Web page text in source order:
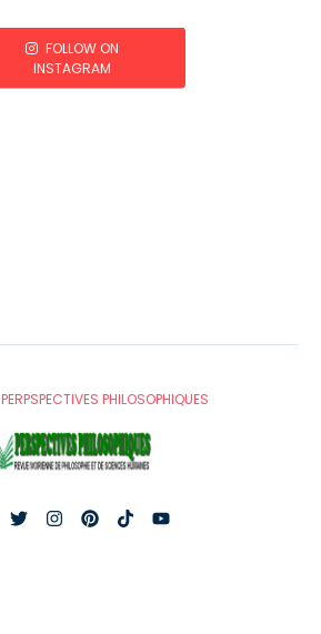
FOLLOW ON
INSTAGRAM
PERPSPECTIVES PHILOSOPHIQUES